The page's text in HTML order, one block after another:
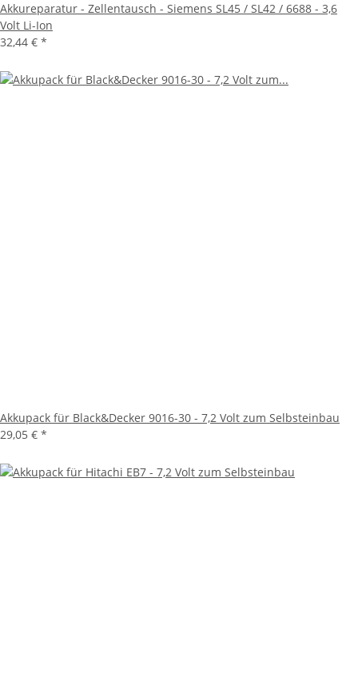
Akkureparatur - Zellentausch - Siemens SL45 / SL42 / 6688 - 3,6
Volt Li-Ion
32,44 € *
Akkupack für Black&Decker 9016-30 - 7,2 Volt zum Selbsteinbau
29,05 € *